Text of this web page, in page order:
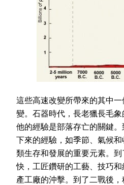
這些高速改變所帶來的其中
變。石器時代，長老獵長毛象
他的經驗是部落存亡的關鍵
下來的經驗，如季節、氣候
類生存和發展的重要元素。
快，工匠鑽研的工藝、技巧
產工廠的沖擊。到了二戰後